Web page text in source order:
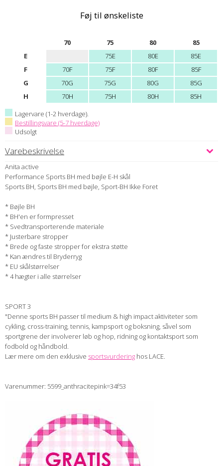
Føj til ønskeliste
70 75 80
85
E
75E 80E
85E
F
70F 75F 80F
85F
G
70G 75G 80G
85G
H
70H 75H 80H
85H
Lagervare (1-2 hverdage).
Bestillingsvare (5-7 hverdage)
Udsolgt
Varebeskrivelse
Anita active
Performance Sports BH med bøjle E-H skål
Sports BH, Sports BH med bøjle, Sport-BH Ikke Foret
* Bøjle BH
* BH'en er formpresset
* Svedtransporterende materiale
* Justerbare stropper
* Brede og faste stropper for ekstra støtte
* Kan ændres til Bryderryg
* EU skålstørrelser
* 4 hægter i alle størrelser
SPORT 3
"Denne sports BH passer til medium & high impact aktiviteter som
cykling, cross-training, tennis, kampsport og boksning, såvel som
sportgrene der involverer løb og hop, ridning og kontaktsport som
fodbold og håndbold.
Lær mere om den exklusive sportsvurdering hos LACE.
Varenummer: 5599_anthracitepink=34f53